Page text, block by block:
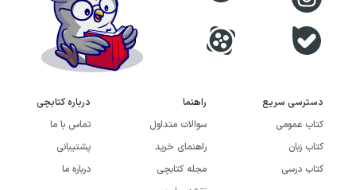
دسترسی سریع
کتاب عمومی
کتاب زبان
کتاب درسی
راهنما
سوالات متداول
راهنمای خرید
مجله کتابچی
درباره کتابچی
تماس با ما
پشتیبانی
درباره ما